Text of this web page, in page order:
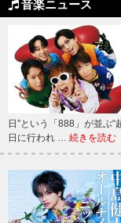
音楽ニュース
日”という「888」が並ぶ
日に行われ … 続きを読む